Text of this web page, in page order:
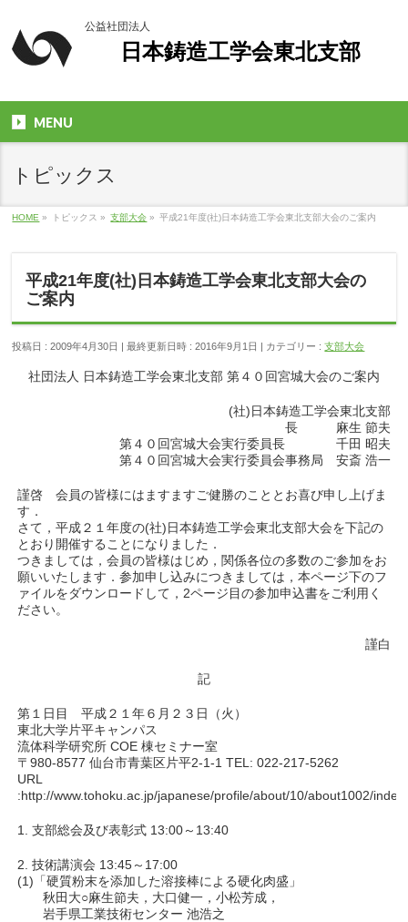
公益社団法人
日本鋳造工学会東北支部
MENU
トピックス
HOME » トピックス » 支部大会 » 平成21年度(社)日本鋳造工学会東北支部大会のご案内
平成21年度(社)日本鋳造工学会東北支部大会の
ご案内
投稿日 : 2009年4月30日 最終更新日時 : 2016年9月1日 カテゴリー :支部大会
社団法人 日本鋳造工学会東北支部 第４０回宮城大会のご案内
(社)日本鋳造工学会東北支部
長 麻生 節夫
第４０回宮城大会実行委員長 千田 昭夫
第４０回宮城大会実行委員会事務局 安斎 浩一
謹啓 会員の皆様にはますますご健勝のこととお喜び申し上げま
す．
さて，平成２１年度の(社)日本鋳造工学会東北支部大会を下記の
とおり開催することになりました．
つきましては，会員の皆様はじめ，関係各位の多数のご参加をお
願いいたします．参加申し込みにつきましては，本ページ下のフ
ァイルをダウンロードして，2ページ目の参加申込書をご利用く
ださい。
謹白
記
第１日目 平成２１年６月２３日（火）
東北大学片平キャンパス
流体科学研究所 COE 棟セミナー室
〒980-8577 仙台市青葉区片平2-1-1 TEL: 022-217-5262
URL
:http://www.tohoku.ac.jp/japanese/profile/about/10/about1002/
1. 支部総会及び表彰式 13:00～13:40
2. 技術講演会 13:45～17:00
(1)「硬質粉末を添加した溶接棒による硬化肉盛」
秋田大○麻生節夫，大口健一，小松芳成，
岩手県工業技術センター 池浩之